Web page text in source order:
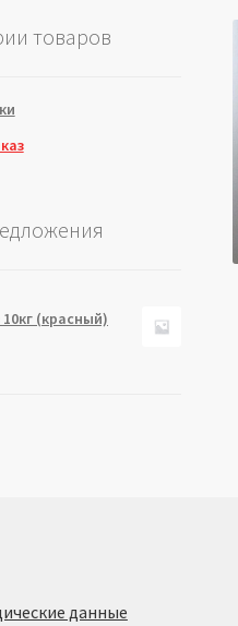
товаров
(красный)
данные